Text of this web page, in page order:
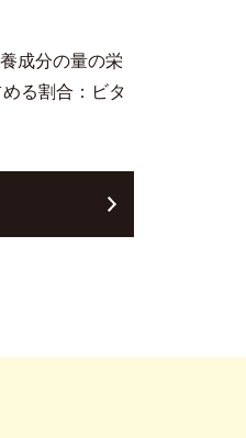
成分の量の栄
る割合：ビタ